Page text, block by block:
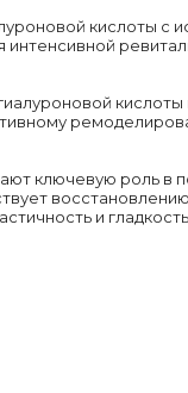
кислоты с
ключевую роль в
и